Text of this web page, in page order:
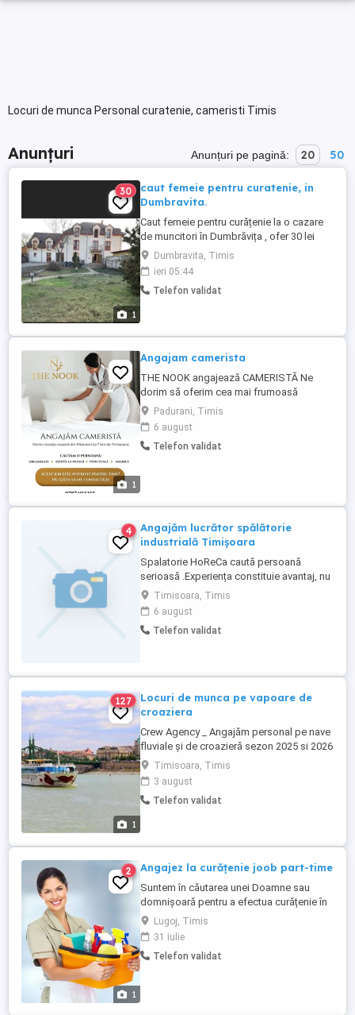
Locuri de munca Personal curatenie, cameristi Timis
Anunțuri Anunțuri pe pagină: 20 50
1
30
caut femeie pentru curatenie, in
Dumbravita.
Caut femeie pentru curățenie la o cazare
de muncitori în Dumbrăvița , ofer 30 lei
ora, doar în zilele de marți și sambata, sau
în zilele de luni și vineri, la alegere, 5 ore
pe zi, de dimineață.
Dumbravita, Timis
ieri 05:44
Telefon validat
1
Angajam camerista
THE NOOK angajează CAMERISTĂ Ne
dorim să oferim cea mai frumoasă
experiență oaspeților noștri, astfel că
acest rol presupune o atenție deosebită la
detalii, precum și respectarea
standardelor de igienă și calitate. Îți
Padurani, Timis
6 august
Telefon validat
4
Angajăm lucrător spălătorie
industrială Timișoara
Spalatorie HoReCa caută persoană
serioasă .Experiența constituie avantaj, nu
e obligatorie. Oferim: contract de muncă,
normă întreagă, salariu 3200 lei sau in
functie de experienta Program: 8-16
Contact:
Timisoara, Timis
6 august
Telefon validat
1
127
Locuri de munca pe vapoare de
croaziera
Crew Agency _ Angajăm personal pe nave
fluviale și de croazieră sezon 2025 si 2026
Visezi la un loc de muncă unde poți
călători și lucra în același timp? Navele
fluviale și de croazieră din Europa își
măresc echipele și caută persoane
Timisoara, Timis
3 august
Telefon validat
1
2 Angajez la curățenie joob part-time
Suntem în căutarea unei Doamne sau
domnișoară pentru a efectua curățenie în
apartamente in regim hotelier Experiența
constituie un avantaj dar nu-i neapărat De
preferat cu permis de conducere cat b In
echipa noastră dorim persoane sociabile
Lugoj, Timis
31 iulie
Telefon validat